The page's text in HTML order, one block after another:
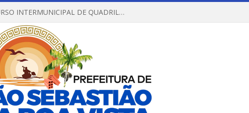
REGULAMENTO DO X CONCURSO INTERMUNICIPAL DE QUADRILHAS JUNINAS – 2026 – ARRAIÁ DA VENEZA